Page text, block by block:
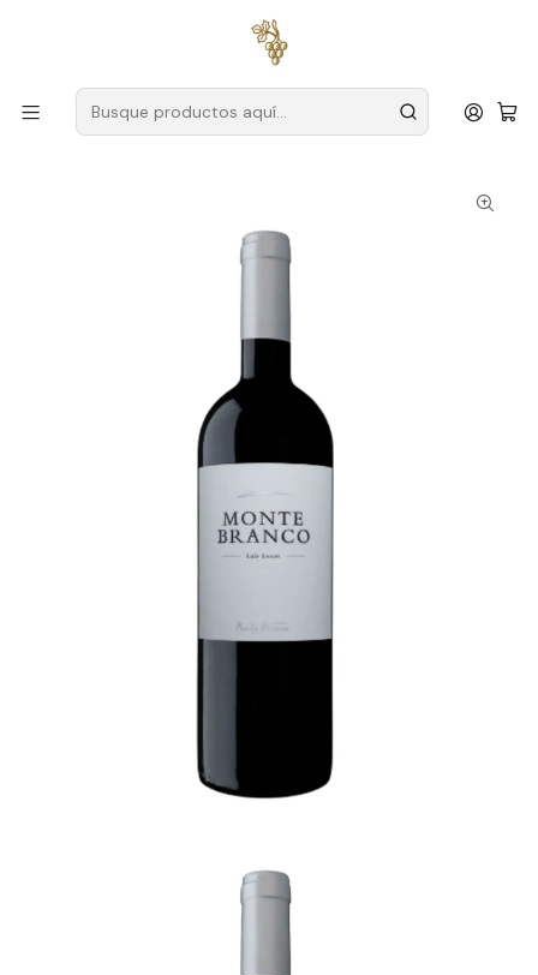
para pedidos superiores a
Productores Alentejo
Bodega Monte Branco
Monte Branco 2021 Vino Tinto Alentejo 75cl